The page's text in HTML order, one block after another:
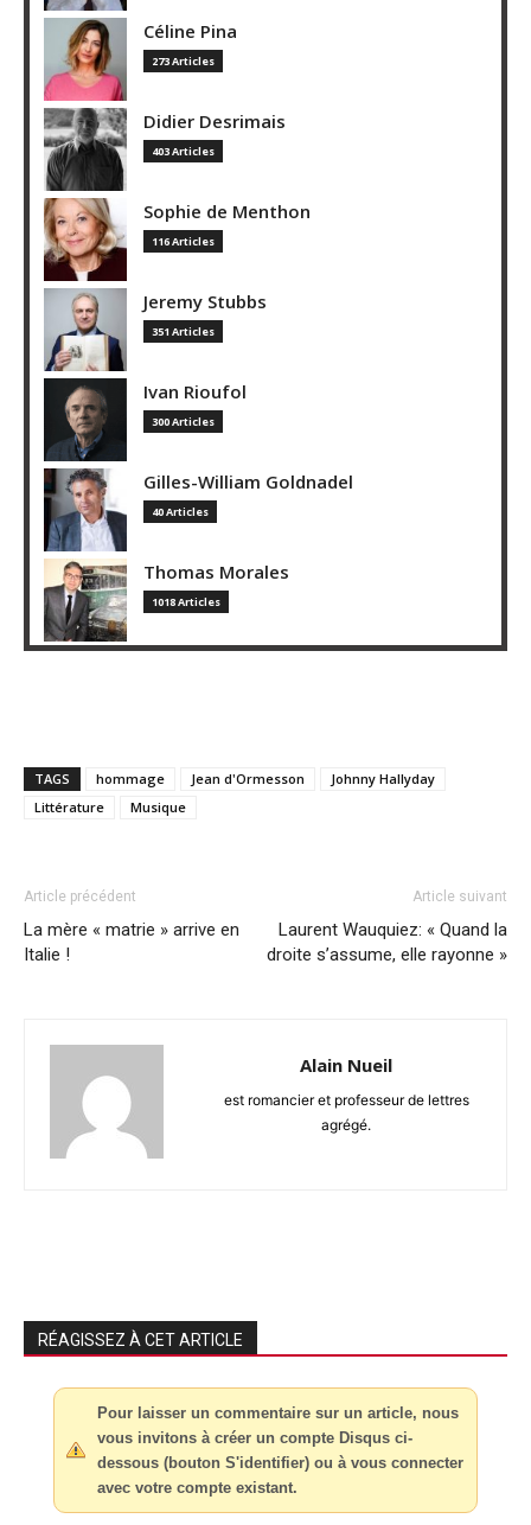
Céline Pina
273 Articles
Didier Desrimais
403 Articles
Sophie de Menthon
116 Articles
Jeremy Stubbs
351 Articles
Ivan Rioufol
300 Articles
Gilles-William Goldnadel
40 Articles
Thomas Morales
1018 Articles
TAGS hommage Jean d'Ormesson
Johnny Hallyday
Littérature
Musique
Article précédent
La mère « matrie » arrive en
Italie !
Article suivant
Laurent Wauquiez: « Quand la
droite s’assume, elle rayonne »
Alain Nueil
est romancier et professeur de lettres
agrégé.
RÉAGISSEZ À CET ARTICLE
Pour laisser un commentaire sur un article, nous
vous invitons à créer un compte Disqus ci-
dessous (bouton S'identifier) ou à vous connecter
avec votre compte existant.